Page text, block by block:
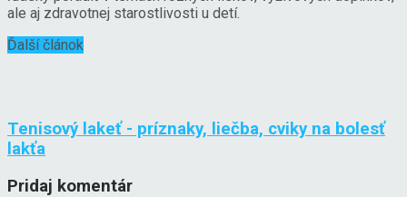
ale aj zdravotnej starostlivosti u detí.
Ďalší článok
Tenisový lakeť - príznaky, liečba, cviky na bolesť
lakťa
Pridaj komentár